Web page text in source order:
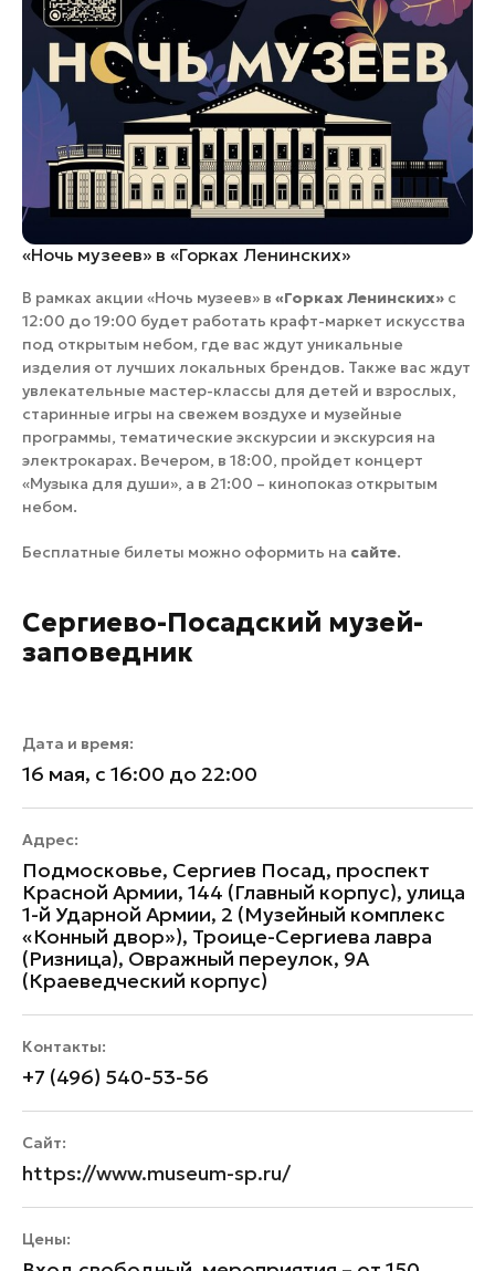
«Ночь музеев» в «Горках Ленинских»
В рамках акции «Ночь музеев» в «Горках Ленинских» с
12:00 до 19:00 будет работать крафт-маркет искусства
под открытым небом, где вас ждут уникальные
изделия от лучших локальных брендов. Также вас ждут
увлекательные мастер-классы для детей и взрослых,
старинные игры на свежем воздухе и музейные
программы, тематические экскурсии и экскурсия на
электрокарах. Вечером, в 18:00, пройдет концерт
«Музыка для души», а в 21:00 – кинопоказ открытым
небом.
Бесплатные билеты можно оформить на сайте.
Сергиево-Посадский музей-
заповедник
Дата и время:
16 мая, с 16:00 до 22:00
Адрес:
Подмосковье, Сергиев Посад, проспект
Красной Армии, 144 (Главный корпус), улица
1-й Ударной Армии, 2 (Музейный комплекс
«Конный двор»), Троице-Сергиева лавра
(Ризница), Овражный переулок, 9А
(Краеведческий корпус)
Контакты:
+7 (496) 540-53-56
Сайт:
https://www.museum-sp.ru/
Цены: